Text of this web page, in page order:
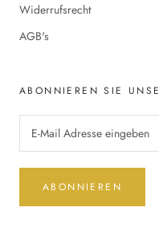
Widerrufsrecht
AGB's
ABONNIEREN SIE
ABONNIEREN